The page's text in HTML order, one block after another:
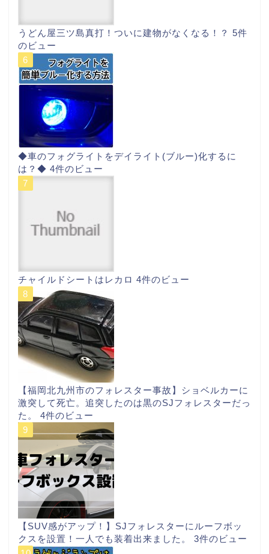
うどん屋三ツ島真打！ついに建物がなくなる！？ 5件
のビュー
◆車のフォグライトをデイライト(ブルー)化するに
は？◆ 4件のビュー
チャイルドシートはレカロ 4件のビュー
【福岡北九州市のフォレスター事故】ショベルカーに
激突して死亡。追突したのは黒のSJフォレスターだっ
た。 4件のビュー
【SUV感がアップ！】SJフォレスターにルーフボッ
クスを設置！一人でも装着出来ました。 3件のビュー